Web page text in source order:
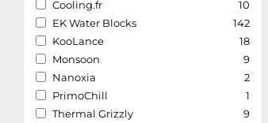
Cooling.fr
10
EK Water Blocks
142
KooLance
18
Monsoon
9
Nanoxia
2
PrimoChill
1
Thermal Grizzly
9